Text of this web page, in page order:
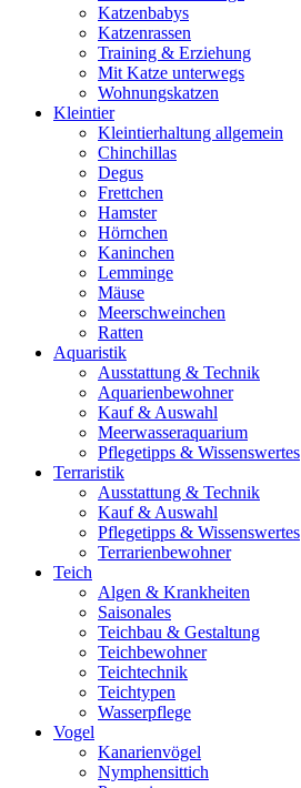
Katzenbabys
Katzenrassen
Training & Erziehung
Mit Katze unterwegs
Wohnungskatzen
Kleintier
Kleintierhaltung allgemein
Chinchillas
Degus
Frettchen
Hamster
Hörnchen
Kaninchen
Lemminge
Mäuse
Meerschweinchen
Ratten
Aquaristik
Ausstattung & Technik
Aquarienbewohner
Kauf & Auswahl
Meerwasseraquarium
Pflegetipps & Wissenswertes
Terraristik
Ausstattung & Technik
Kauf & Auswahl
Pflegetipps & Wissenswertes
Terrarienbewohner
Teich
Algen & Krankheiten
Saisonales
Teichbau & Gestaltung
Teichbewohner
Teichtechnik
Teichtypen
Wasserpflege
Vogel
Kanarienvögel
Nymphensittich